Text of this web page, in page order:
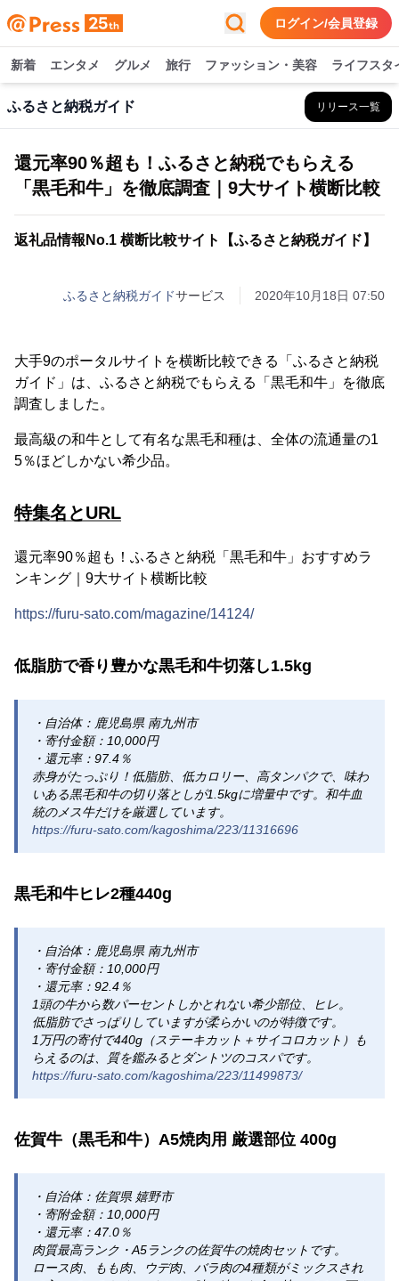
ログイン/会員登録
新着 エンタメ グルメ 旅行 ファッション・美容 ライフスタ
ふるさと納税ガイド リリース一覧
還元率90％超も！ふるさと納税でもらえる
「黒毛和牛」を徹底調査｜9大サイト横断比較
返礼品情報No.1 横断比較サイト【ふるさと納税ガイド】
ふるさと納税ガイドサービス 2020年10月18日 07:50
大手9のポータルサイトを横断比較できる「ふるさと納税
ガイド」は、ふるさと納税でもらえる「黒毛和牛」を徹底
調査しました。
最高級の和牛として有名な黒毛和種は、全体の流通量の1
5％ほどしかない希少品。
特集名とURL
還元率90％超も！ふるさと納税「黒毛和牛」おすすめラ
ンキング｜9大サイト横断比較
https://furu-sato.com/magazine/14124/
低脂肪で香り豊かな黒毛和牛切落し1.5kg
・自治体：鹿児島県 南九州市
・寄付金額：10,000円
・還元率：97.4％
赤身がたっぷり！低脂肪、低カロリー、高タンパクで、味わ
いある黒毛和牛の切り落としが1.5kgに増量中です。和牛血
統のメス牛だけを厳選しています。
https://furu-sato.com/kagoshima/223/11316696
黒毛和牛ヒレ2種440g
・自治体：鹿児島県 南九州市
・寄付金額：10,000円
・還元率：92.4％
1頭の牛から数パーセントしかとれない希少部位、ヒレ。
低脂肪でさっぱりしていますが柔らかいのが特徴です。
1万円の寄付で440g（ステーキカット＋サイコロカット）も
らえるのは、質を鑑みるとダントツのコスパです。
https://furu-sato.com/kagoshima/223/11499873/
佐賀牛（黒毛和牛）A5焼肉用 厳選部位 400g
・自治体：佐賀県 嬉野市
・寄附金額：10,000円
・還元率：47.0％
肉質最高ランク・A5ランクの佐賀牛の焼肉セットです。
ロース肉、もも肉、ウデ肉、バラ肉の4種類がミックスされ